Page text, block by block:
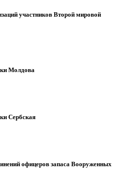
участников Второй мировой
Молдова
Сербская
офицеров запаса Вооруженных